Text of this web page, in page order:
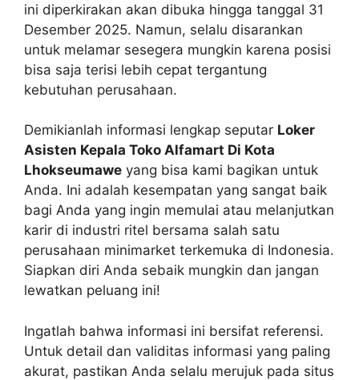
ini diperkirakan akan dibuka hingga tanggal 31
Desember 2025. Namun, selalu disarankan
untuk melamar sesegera mungkin karena posisi
bisa saja terisi lebih cepat tergantung
kebutuhan perusahaan.
Demikianlah informasi lengkap seputar Loker
Asisten Kepala Toko Alfamart Di Kota
Lhokseumawe yang bisa kami bagikan untuk
Anda. Ini adalah kesempatan yang sangat baik
bagi Anda yang ingin memulai atau melanjutkan
karir di industri ritel bersama salah satu
perusahaan minimarket terkemuka di Indonesia.
Siapkan diri Anda sebaik mungkin dan jangan
lewatkan peluang ini!
Ingatlah bahwa informasi ini bersifat referensi.
Untuk detail dan validitas informasi yang paling
akurat, pastikan Anda selalu merujuk pada situs